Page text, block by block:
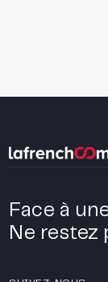
Face à
Ne restez